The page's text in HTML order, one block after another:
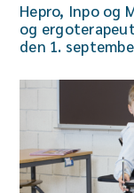
Hepro, Inpo og
og
den 1.